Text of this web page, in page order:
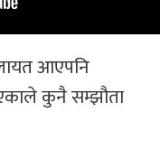
आएपनि
कुनै सम्झौता